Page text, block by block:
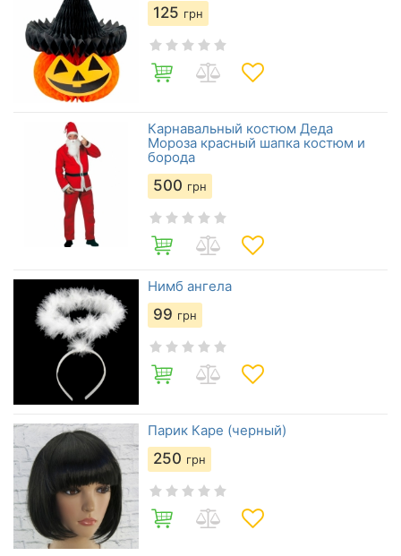
125 грн
Карнавальный костюм Деда
Мороза красный шапка костюм и
борода
500 грн
Нимб ангела
99 грн
Парик Каре (черный)
250 грн